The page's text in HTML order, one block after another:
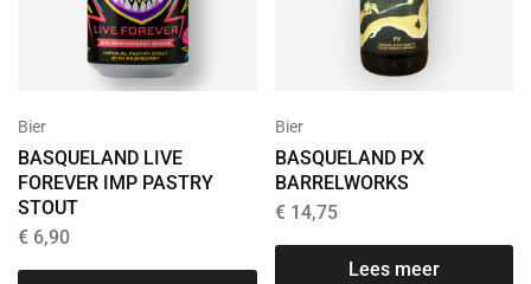
Bier
BASQUELAND LIVE
FOREVER IMP PASTRY
STOUT
€ 6,90
Bier
BASQUELAND PX
BARRELWORKS
€14,75
Lees meer